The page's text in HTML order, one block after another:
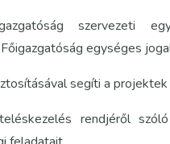
szervezeti
egységes
segíti a
rendjéről